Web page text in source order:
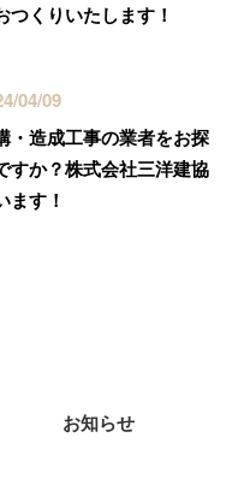
つくりいたします！
04/09
・造成工事の業者をお探
すか？株式会社三洋建協
ます！
お知らせ